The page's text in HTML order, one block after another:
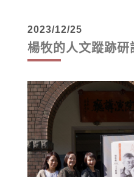
2023/12/25
楊牧的人文蹤跡